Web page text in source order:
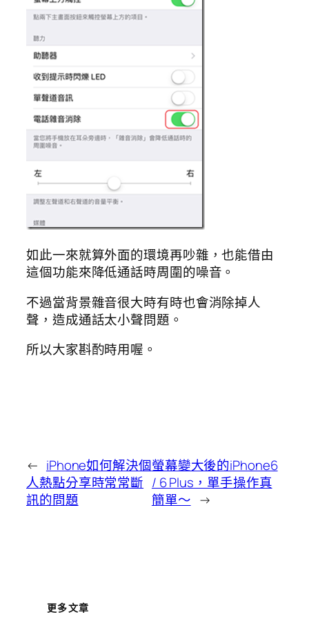
如此一來就算外面的環境再吵雜，也能借由
這個功能來降低通話時周圍的噪音。
不過當背景雜音很大時有時也會消除掉人
聲，造成通話太小聲問題。
所以大家斟酌時用喔。
← iPhone如何解決個
人熱點分享時常常斷
訊的問題
螢幕變大後的iPhone6
/ 6 Plus，單手操作真
簡單～ →
更多文章